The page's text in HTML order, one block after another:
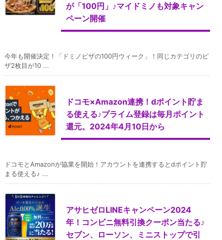
が「100円」♪マイドミノも対象キャン
ペーン開催
今年も開催決定！「ドミノピザの100円ウィーク」！同じカテゴリのピ
ザ2枚目が10 ...
ドコモ×Amazon連携！dポイント貯ま
る使える♪プライム登録は毎月ポイント
還元。2024年4月10日から
ドコモとAmazonが協業を開始！アカウントを連携するとdポイント貯
まる使える♪ ...
アサヒゼロLINEキャンペーン2024
年！コンビニ無料引換クーポン当たる♪
セブン、ローソン、ミニストップで引